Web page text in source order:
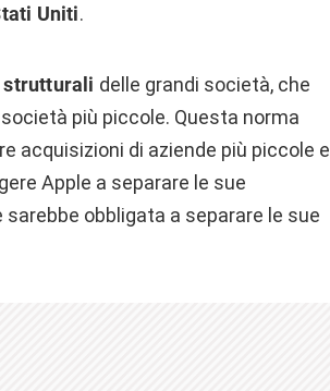
Uniti.
strutturali delle grandi società, che
più piccole. Questa norma
acquisizioni di aziende più piccole e
Apple a separare le sue
sarebbe obbligata a separare le sue